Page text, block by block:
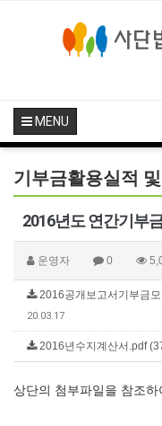
MENU
기부금활용실적
2016년도 연간기부
운영자 0
2016공개보고서기부금
20.03.17
2016년수지계산서.pdf
상단의 첨부파일을 참조하